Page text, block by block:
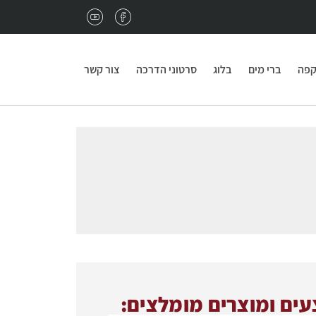
מתאים לכם מחיר
קפה ברי מים בלוג סרטוני הדרכה צור קשר
ומוצרים מומלצים: